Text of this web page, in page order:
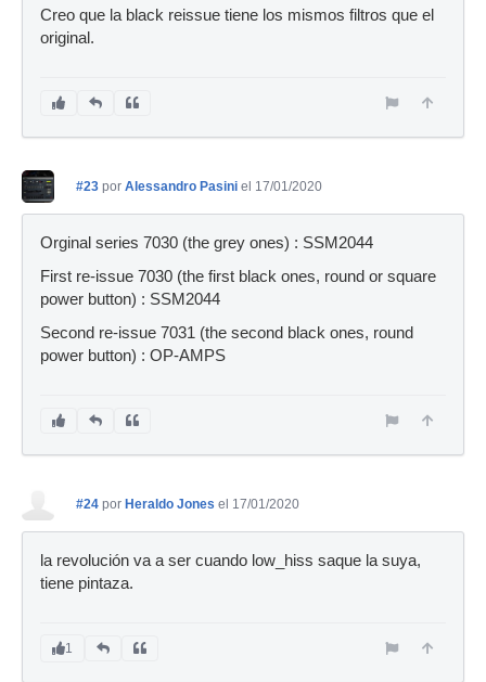
Creo que la black reissue tiene los mismos filtros que el
original.
#23 por Alessandro Pasini el 17/01/2020
Orginal series 7030 (the grey ones) : SSM2044
First re-issue 7030 (the first black ones, round or square
power button) : SSM2044
Second re-issue 7031 (the second black ones, round
power button) : OP-AMPS
#24 por Heraldo Jones el 17/01/2020
la revolución va a ser cuando low_hiss saque la suya,
tiene pintaza.
1